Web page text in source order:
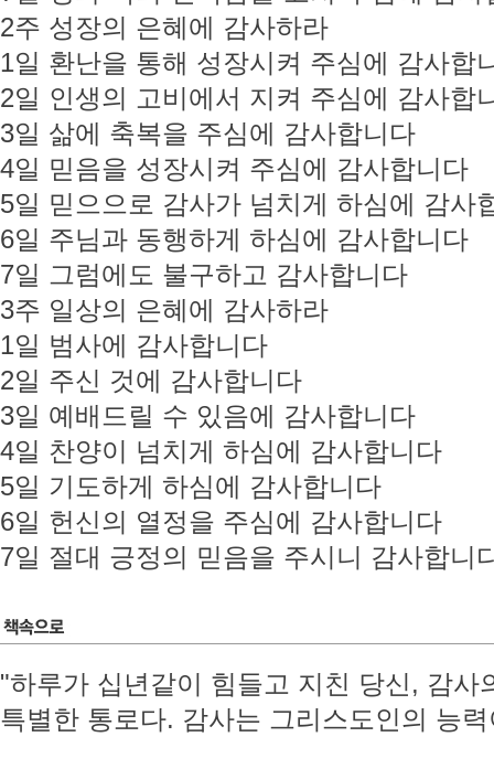
2주 성장의 은혜에 감사하라
1일 환난을 통해 성장시켜 주심에 감사합
2일 인생의 고비에서 지켜 주심에 감사합
3일 삶에 축복을 주심에 감사합니다
4일 믿음을 성장시켜 주심에 감사합니다
5일 믿으으로 감사가 넘치게 하심에 감사
6일 주님과 동행하게 하심에 감사합니다
7일 그럼에도 불구하고 감사합니다
3주 일상의 은혜에 감사하라
1일 범사에 감사합니다
2일 주신 것에 감사합니다
3일 예배드릴 수 있음에 감사합니다
4일 찬양이 넘치게 하심에 감사합니다
5일 기도하게 하심에 감사합니다
6일 헌신의 열정을 주심에 감사합니다
7일 절대 긍정의 믿음을 주시니 감사합니
"하루가 십년같이 힘들고 지친 당신, 감사
특별한 통로다. 감사는 그리스도인의 능